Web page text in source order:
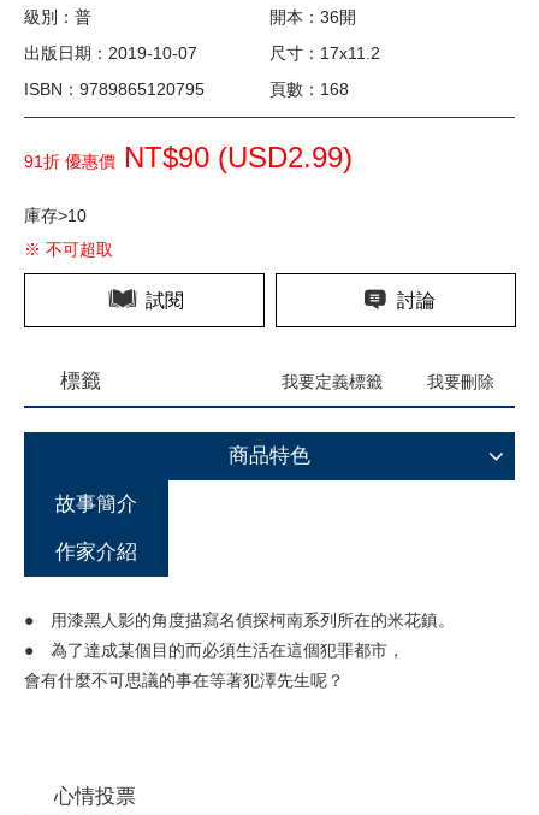
級別：普
開本：36開
出版日期：2019-10-07
尺寸：17x11.2
ISBN：9789865120795
頁數：168
91折 優惠價 NT$90 (USD2.99)
庫存>10
※ 不可超取
試閱 討論
標籤 我要定義標籤 我要刪除
商品特色
故事簡介
作家介紹
● 用漆黑人影的角度描寫名偵探柯南系列所在的米花鎮。
● 為了達成某個目的而必須生活在這個犯罪都市，
會有什麼不可思議的事在等著犯澤先生呢？
心情投票